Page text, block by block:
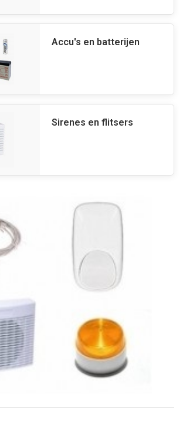
Accu's en batterijen
Sirenes en flitsers